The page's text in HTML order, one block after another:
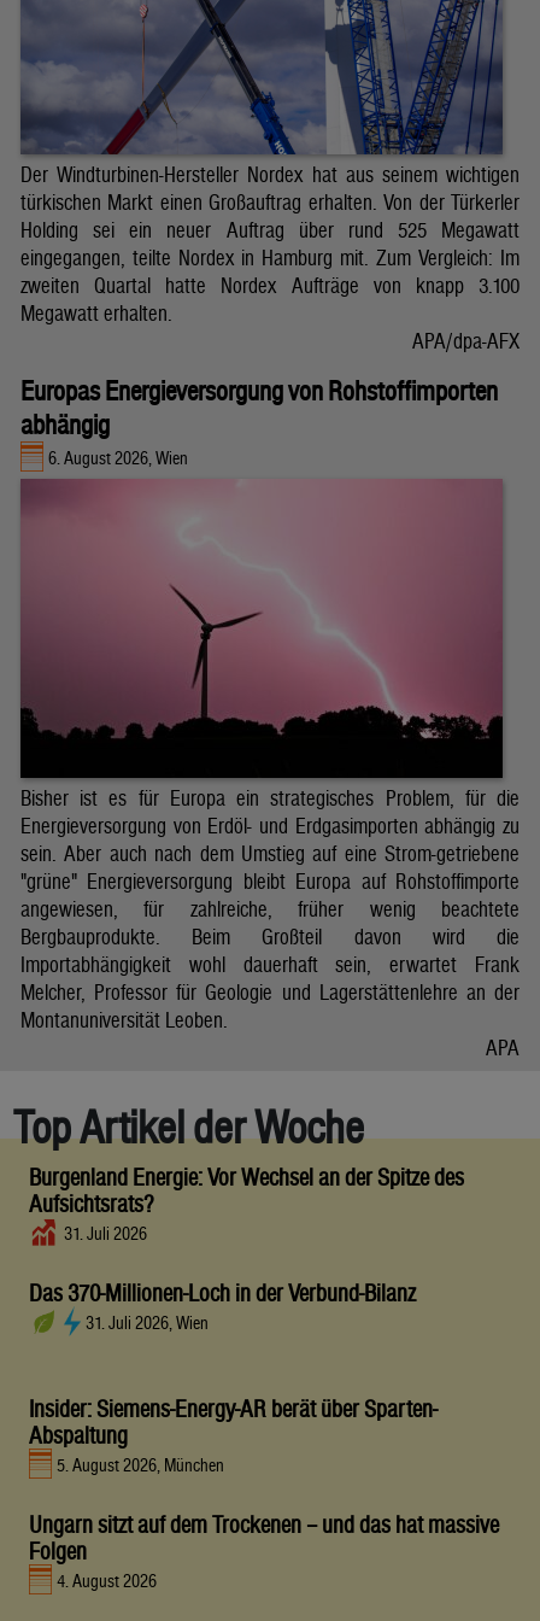
Der Windturbinen-Hersteller Nordex hat aus seinem wichtigen
türkischen Markt einen Großauftrag erhalten. Von der Türkerler
Holding sei ein neuer Auftrag über rund 525 Megawatt
eingegangen, teilte Nordex in Hamburg mit. Zum Vergleich: Im
zweiten Quartal hatte Nordex Aufträge von knapp 3.100
Megawatt erhalten.
APA/dpa-AFX
Europas Energieversorgung von Rohstoffimporten
abhängig
6. August 2026, Wien
Bisher ist es für Europa ein strategisches Problem, für die
Energieversorgung von Erdöl- und Erdgasimporten abhängig zu
sein. Aber auch nach dem Umstieg auf eine Strom-getriebene
"grüne" Energieversorgung bleibt Europa auf Rohstoffimporte
angewiesen, für zahlreiche, früher wenig beachtete
Bergbauprodukte. Beim Großteil davon wird die
Importabhängigkeit wohl dauerhaft sein, erwartet Frank
Melcher, Professor für Geologie und Lagerstättenlehre an der
Montanuniversität Leoben.
APA
Top Artikel der Woche
Burgenland Energie: Vor Wechsel an der Spitze des
Aufsichtsrats?
31. Juli 2026
Das 370-Millionen-Loch in der Verbund-Bilanz
31. Juli 2026, Wien
Insider: Siemens-Energy-AR berät über Sparten-
Abspaltung
5. August 2026, München
Ungarn sitzt auf dem Trockenen – und das hat massive
Folgen
4. August 2026